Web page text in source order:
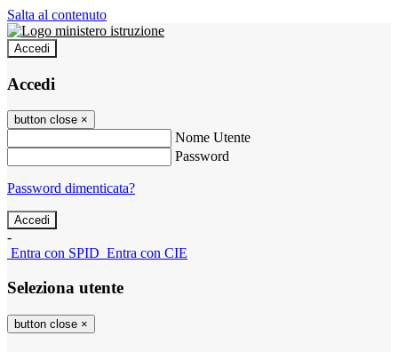
Salta al contenuto
Accedi
Accedi
button close ×
Nome Utente
Password
Password dimenticata?
-
Entra con SPID Entra con CIE
Seleziona utente
button close ×